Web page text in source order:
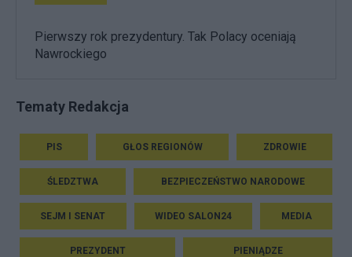
Pierwszy rok prezydentury. Tak Polacy oceniają
Nawrockiego
Tematy Redakcja
PIS GŁOS REGIONÓW ZDROWIE
ŚLEDZTWA BEZPIECZEŃSTWO NARODOWE
SEJM I SENAT WIDEO SALON24 MEDIA
PREZYDENT PIENIĄDZE